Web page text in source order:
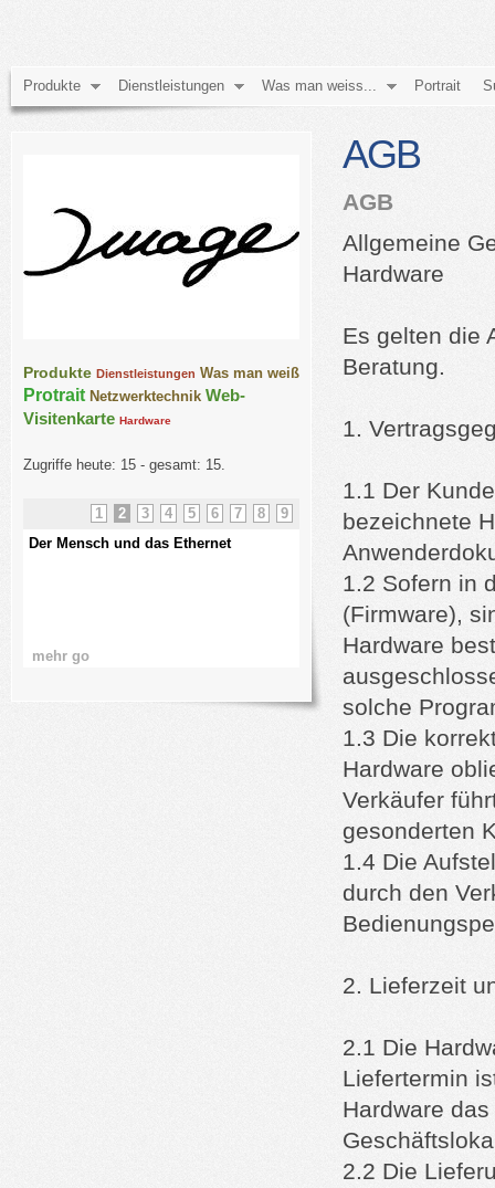
Produkte Dienstleistungen Was man weiss... Portrait
AGB
AGB
Allgemeine
Hardware
Es gelten die
Beratung.
1.
1.1 Der
bezeichnete
1.2 Sofern in
(Firmware),
Hardware
solche
1.3 Die
Hardware
Verkäufer
gesonderten
1.4 Die
durch den
2. Lieferzeit
2.1 Die
Liefertermin
Hardware
2.2 Die
Produkte Dienstleistungen Was man weiß
Protrait Netzwerktechnik Web-
Visitenkarte Hardware
Zugriffe heute: 15 - gesamt: 15.
1 2 3 4 5 6 7 8
9
kurze USV Kunde
mehr go
Die Abstrahlung vom
mehr go